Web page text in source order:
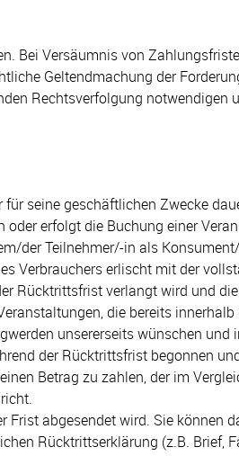
Bei Versäumnis von
Geltendmachung der
Rechtsverfolgung notwendigen
seine geschäftlichen Zwecke
erfolgt die Buchung einer
der Teilnehmer/-in als
Verbrauchers erlischt mit der
Rücktrittsfrist verlangt wird und
die bereits
unsererseits wünschen
der Rücktrittsfrist begonnen
Betrag zu zahlen, der im
abgesendet wird. Sie können
Rücktrittserklärung (z.B. Brief,